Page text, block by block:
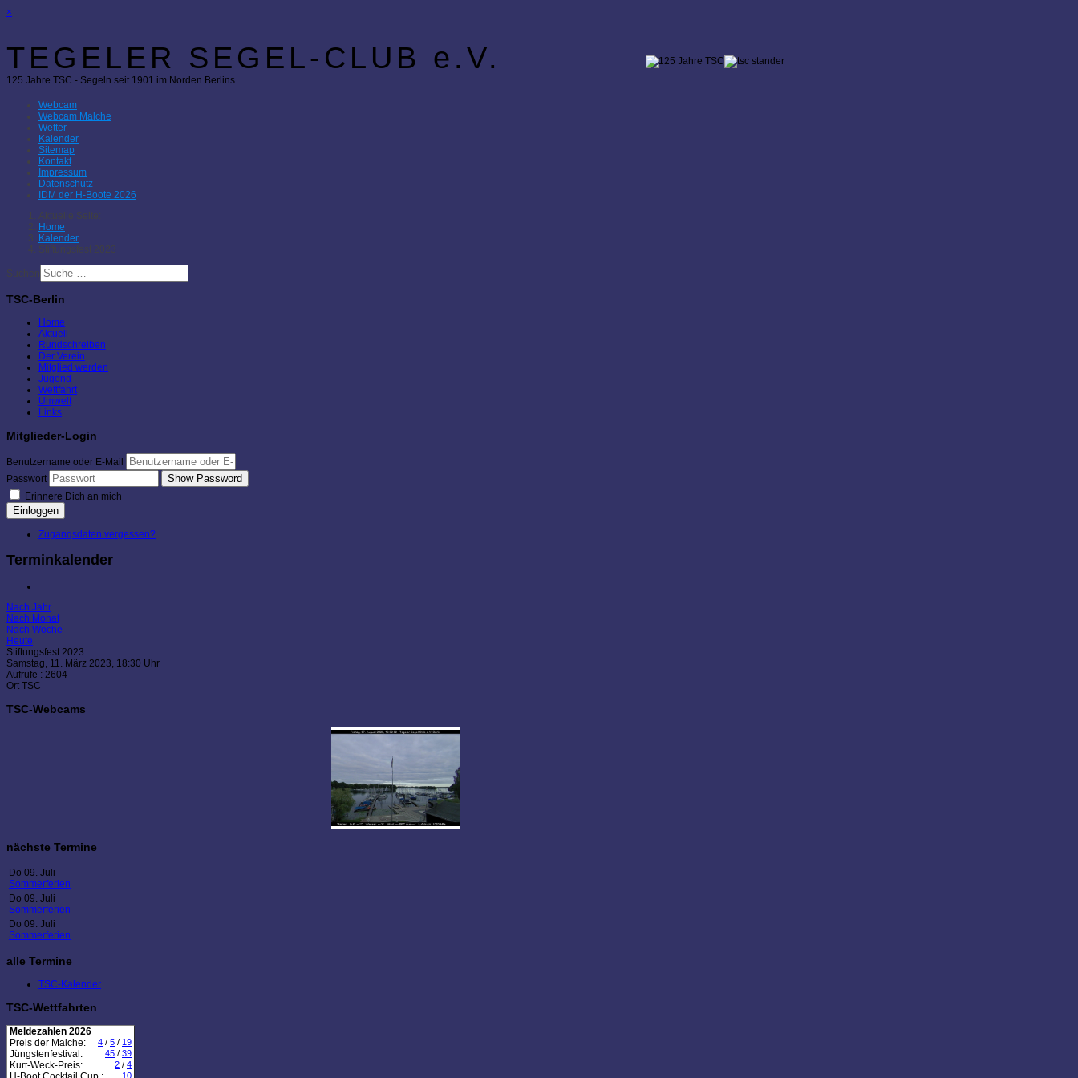
×
TEGELER SEGEL-CLUB e.V.
125 Jahre TSC - Segeln seit 1901 im Norden Berlins
Webcam
Webcam Malche
Wetter
Kalender
Sitemap
Kontakt
Impressum
Datenschutz
IDM der H-Boote 2026
Aktuelle Seite:
Home
Kalender
Stiftungsfest 2023
Suchen
TSC-Berlin
Home
Aktuell
Rundschreiben
Der Verein
Mitglied werden
Jugend
Wettfahrt
Umwelt
Links
Mitglieder-Login
Benutzername oder E-Mail
Passwort
Show Password
Erinnere Dich an mich
Einloggen
Zugangsdaten vergessen?
Terminkalender
Nach Jahr
Nach Monat
Nach Woche
Heute
Stiftungsfest 2023
Samstag, 11. März 2023, 18:30 Uhr
Aufrufe : 2604
Ort TSC
TSC-Webcams
nächste Termine
Do 09. Juli
Sommerferien
Do 09. Juli
Sommerferien
Do 09. Juli
Sommerferien
alle Termine
TSC-Kalender
TSC-Wettfahrten
Meldezahlen 2026
Preis der Malche:
4 / 5 / 19
Jüngstenfestival: 45 / 39
Kurt-Weck-Preis: 2 / 4
10